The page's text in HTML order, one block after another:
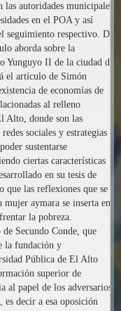
autoridades municipales
en el POA y así
seguimiento respectivo. De
aborda sobre la
Yunguyo II de la ciudad de
el artículo de Simón
de economías de
al relleno
Alto, donde son las
sociales y estrategias
sustentarse
ciertas características
en su tesis de
que las reflexiones que se
mujer aymara se inserta en
la pobreza.
Secundo Conde, que
la fundación y
Pública de El Alto
superior de
al papel de los adversarios
es decir a esa oposición